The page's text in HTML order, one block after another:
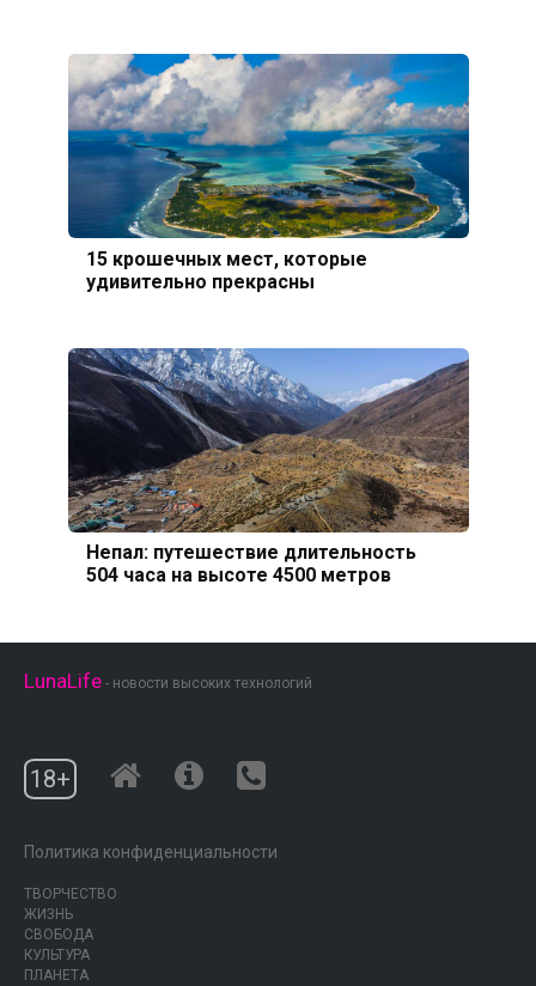
15 крошечных мест, которые
удивительно прекрасны
Непал: путешествие длительность
504 часа на высоте 4500 метров
LunaLife - новости высоких технологий
18+
Политика конфиденциальности
ТВОРЧЕСТВО
ЖИЗНЬ
СВОБОДА
КУЛЬТУРА
ПЛАНЕТА